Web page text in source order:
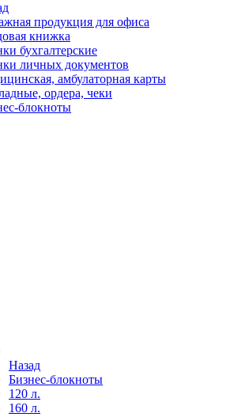
продукция для офиса
книжка
бухгалтерские
личных документов
амбулаторная карты
ордера, чеки
блокноты
Назад
Бизнес-блокноты
120 л.
160 л.